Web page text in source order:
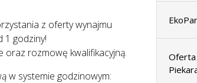
z oferty wynajmu
1 godziny!
rozmowę kwalifikacyjną.
w systemie godzinowym:
Oferta